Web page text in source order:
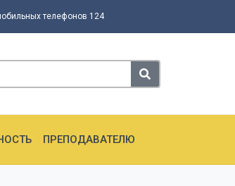
телефонов 124
ПРЕПОДАВАТЕЛЮ